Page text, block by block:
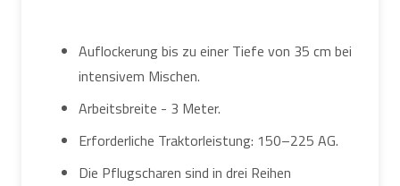
Auflockerung bis zu einer Tiefe von 35 cm bei
intensivem Mischen.
Arbeitsbreite - 3 Meter.
Erforderliche Traktorleistung: 150–225 AG.
Die Pflugscharen sind in drei Reihen